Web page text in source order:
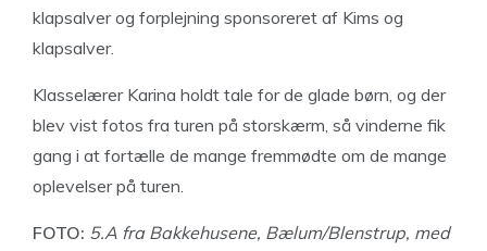
klapsalver og forplejning sponsoreret af Kims og
klapsalver.
Klasselærer Karina holdt tale for de glade børn, og der
blev vist fotos fra turen på storskærm, så vinderne fik
gang i at fortælle de mange fremmødte om de mange
oplevelser på turen.
FOTO: 5.A fra Bakkehusene, Bælum/Blenstrup, med